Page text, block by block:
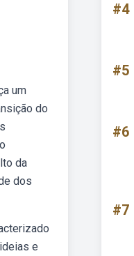
um
do
da
dos
e
#4
#5
#6
#7